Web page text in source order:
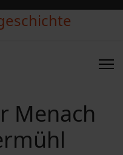
Menach